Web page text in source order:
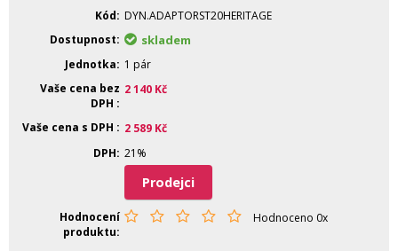
Kód
DYN.ADAPTORST20HERITAGE
Dostupnost
skladem
Jednotka
1 pár
Vaše cena bez
DPH
2 140 Kč
Vaše cena s DPH 2 589 Kč
DPH 21%
Prodejci
Hodnocení
produktu
Hodnoceno 0x